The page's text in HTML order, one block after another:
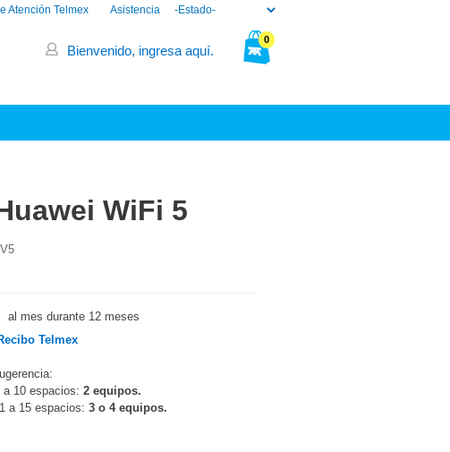
Asistencia
Atención Telmex
0
Bienvenido, ingresa aquí.
WiFi 5
al mes durante 12 meses
Telmex
a 10 espacios: 2 equipos.
a 15 espacios: 3 o 4 equipos.